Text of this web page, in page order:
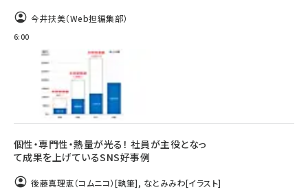
今井扶美（Web担編集部）
6:00
個性・専門性・熱量が光る！ 社員が主役となっ
て成果を上げているSNS好事例
後藤真理恵（コムニコ）[執筆], なとみみわ[イラスト]